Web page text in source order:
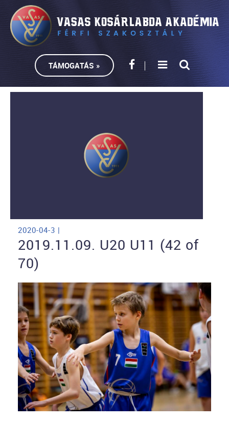
TÁMOGATÁS »
2020-04-3 |
2019.11.09. U20 U11 (42 of
70)